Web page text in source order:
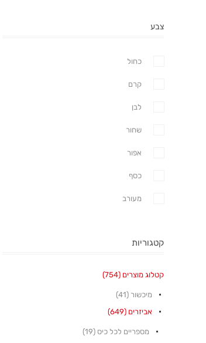
צבע
כחול
קרם
לבן
שחור
אפור
כסף
מעורב
קטגוריות
קטלוג מוצרים (754)
מיכשור (41)
אביזרים (649)
מספריים לכל כיס (19)